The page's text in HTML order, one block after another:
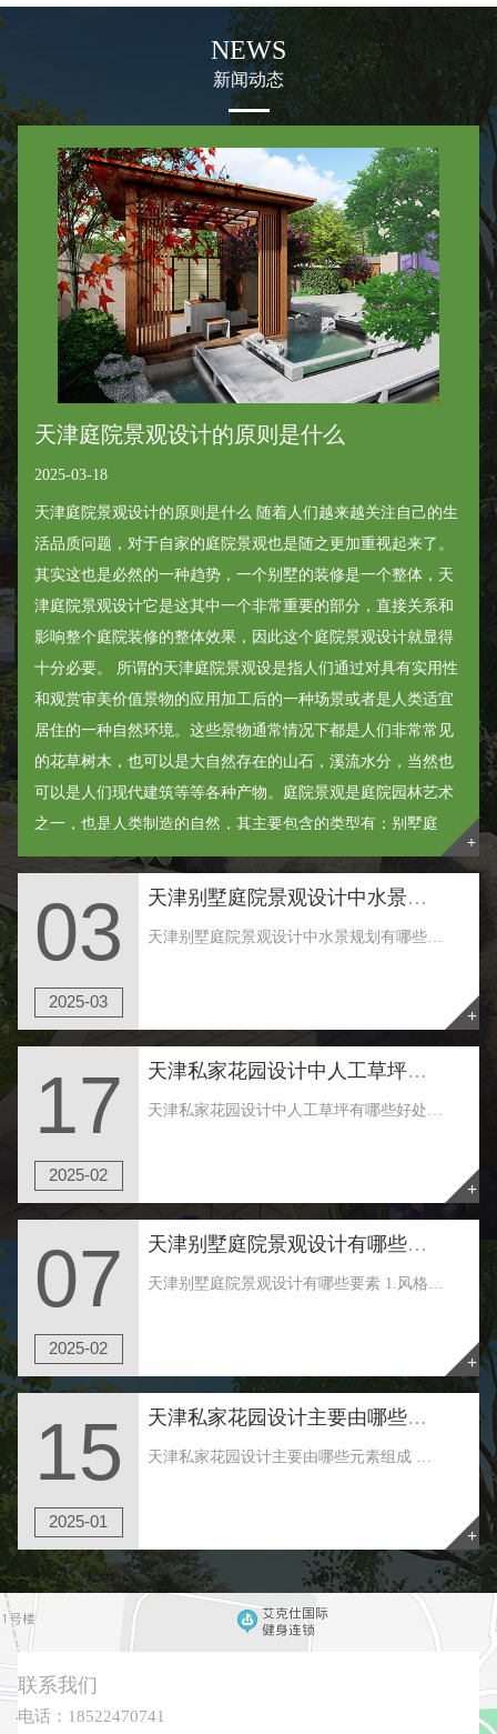
NEWS
新闻动态
天津庭院景观设计的原则是什么
2025-03-18
天津庭院景观设计的原则是什么 随着人们越来越关注自己的生
活品质问题，对于自家的庭院景观也是随之更加重视起来了。
其实这也是必然的一种趋势，一个别墅的装修是一个整体，天
津庭院景观设计它是这其中一个非常重要的部分，直接关系和
影响整个庭院装修的整体效果，因此这个庭院景观设计就显得
十分必要。 所谓的天津庭院景观设是指人们通过对具有实用性
和观赏审美价值景物的应用加工后的一种场景或者是人类适宜
居住的一种自然环境。这些景物通常情况下都是人们非常常见
的花草树木，也可以是大自然存在的山石，溪流水分，当然也
可以是人们现代建筑等等各种产物。庭院景观是庭院园林艺术
之一，也是人类制造的自然，其主要包含的类型有：别墅庭
院、入户花园和空中花园等等。 ......
+
03
2025-03
天津别墅庭院景观设计中水景规划有哪些规定
天津别墅庭院景观设计中水景规划有哪些规定 1.天津别墅庭院景观设计中水景赖以生存相互依赖的器皿，有二种关键的差别：一是当然情况下的水质，如大自然的湖水、水塘、溪水等，其护坡、底边均是纯天然产生。二是人力情况下的水质，如喷池、游泳馆等，其侧......
+
17
2025-02
天津私家花园设计中人工草坪有哪些好处
天津私家花园设计中人工草坪有哪些好处 天津私家花园设计使用真的草皮还是人工草坪好，人工草坪特点有以下这些，比照一下就知道哪些更契合你了： 1.仿真性：人工草是采用仿生学原理生产，草坪的无方向性、硬度、弹性等良好的性能令运用者感觉与天然草......
+
07
2025-02
天津别墅庭院景观设计有哪些要素
天津别墅庭院景观设计有哪些要素 1.风格早确认 天津别墅庭院景观设计首先要建立一种自己喜欢的风格。也可根据建筑物的风格大致定下花园的类型。一般，院子款式可简略分为：规矩式和天然式。比较常见的风格有：中式、日式、欧式、美式、田园、地中海以......
+
15
2025-01
天津私家花园设计主要由哪些元素组成
天津私家花园设计主要由哪些元素组成 天津私家花园周围的绿地形状往往是不规则的，这要求花园绿地形成一个常绿厚绿带，在天津私家花园住宅区形成一个美丽的环境，不同于外界。并形成立体水平，有高大的树木，攀缘植物，厚厚的灌木，良好的地面覆盖等。 ......
+
联系我们
电话：18522470741